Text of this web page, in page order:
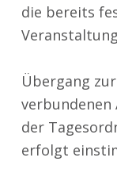
die bereits
Übergang
verbundenen
der
erfolgt